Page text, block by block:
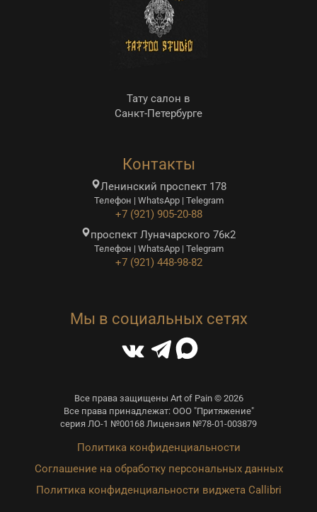
Тату салон в
Санкт-Петербурге
Контакты
Ленинский проспект 178
Телефон | WhatsApp | Telegram
+7 (921) 905-20-88
проспект Луначарского 76к2
Телефон | WhatsApp | Telegram
+7 (921) 448-98-82
Мы в социальных сетях
Все права защищены Art of Pain © 2026
Все права принадлежат: ООО "Притяжение"
серия ЛО-1 №00168 Лицензия №78-01-003879
Политика конфиденциальности
Соглашение на обработку персональных данных
Политика конфиденциальности виджета Callibri